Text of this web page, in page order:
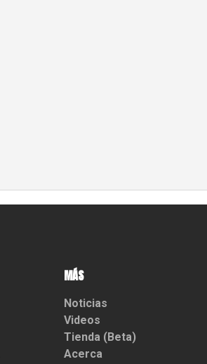
MÁS
Noticias
Videos
Tienda (Beta)
Acerca